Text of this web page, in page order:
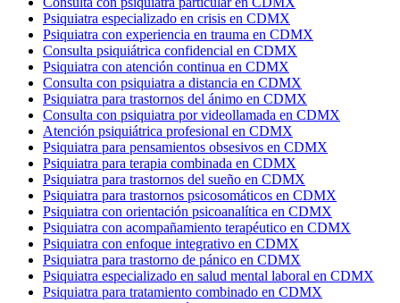
Psiquiatra especializado en crisis en CDMX
Psiquiatra con experiencia en trauma en CDMX
Consulta psiquiátrica confidencial en CDMX
Psiquiatra con atención continua en CDMX
Consulta con psiquiatra a distancia en CDMX
Psiquiatra para trastornos del ánimo en CDMX
Consulta con psiquiatra por videollamada en CDMX
Atención psiquiátrica profesional en CDMX
Psiquiatra para pensamientos obsesivos en CDMX
Psiquiatra para terapia combinada en CDMX
Psiquiatra para trastornos del sueño en CDMX
Psiquiatra para trastornos psicosomáticos en CDMX
Psiquiatra con orientación psicoanalítica en CDMX
Psiquiatra con acompañamiento terapéutico en CDMX
Psiquiatra con enfoque integrativo en CDMX
Psiquiatra para trastorno de pánico en CDMX
Psiquiatra especializado en salud mental laboral en CDMX
Psiquiatra para tratamiento combinado en CDMX